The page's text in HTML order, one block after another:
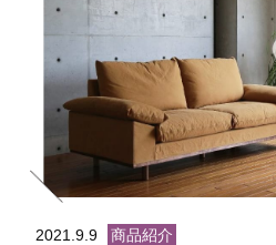
2021.9.9 商品紹介